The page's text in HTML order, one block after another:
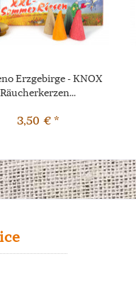
Erzgebirge - KNOX
Räucherkerzen...
3,50 € *